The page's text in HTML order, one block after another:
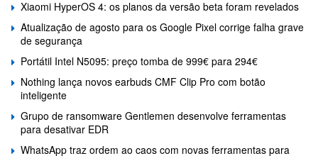
Xiaomi HyperOS 4: os planos da versão beta foram revelados
Atualização de agosto para os Google Pixel corrige falha grave
de segurança
Portátil Intel N5095: preço tomba de 999€ para 294€
Nothing lança novos earbuds CMF Clip Pro com botão
inteligente
Grupo de ransomware Gentlemen desenvolve ferramentas
para desativar EDR
WhatsApp traz ordem ao caos com novas ferramentas para